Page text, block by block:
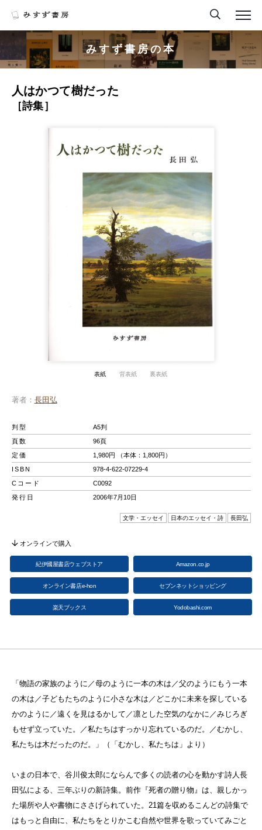
みすず書房の本
人はかつて樹だった
［詩集］
表紙 背表紙 裏表紙
著者 長田弘
判型
A5判
頁数
96頁
定価
1,980円 （本体：1,800円）
ISBN
978-4-622-07229-4
Cコード
C0092
発行日
2006年7月10日
文学・エッセイ 日本のエッセイ・詩 長田弘
オンラインで購入
紀伊國屋書店ウェブストア Amazon.co.jp
オンライン書店e-hon セブンネットショッピング
楽天ブックス Yodobashi.com
「物語の家族のように／母のように一本の木は／父のようにもう一本
の木は／子どもたちのように小さな木は／どこかに未来を探している
かのように／遠くを見はるかして／凛とした空気のなかに／みじろぎ
もせず立っていた。／私たちはすっかり忘れているのだ。／むかし、
私たちは木だったのだ。」（「むかし、私たちは」より）
いまの日本で、谷川俊太郎にならんで多くの読者の心を動かす詩人長
田弘による、三年ぶりの新詩集。前作『死者の贈り物』は、親しかっ
た場所や人や書物にささげられていた。21篇を収めるこんどの詩集で
はもっと自由に、私たちをとりかこむ自然や世界を歌っていてみごと